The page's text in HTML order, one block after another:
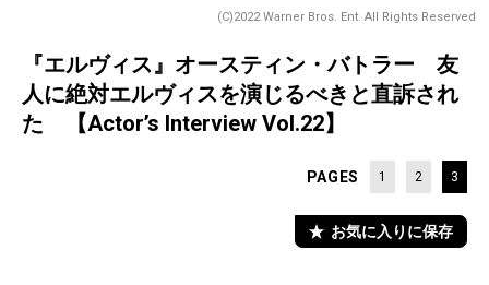
(C)2022 Warner Bros. Ent. All Rights Reserved
『エルヴィス』オースティン・バトラー 友
人に絶対エルヴィスを演じるべきと直訴され
た 【Actor’s Interview Vol.22】
PAGES 1 2 3
お気に入りに保存